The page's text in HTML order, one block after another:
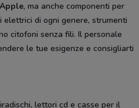
, ma anche componenti per
elettrici di ogni genere, strumenti
citofoni senza fili. Il personale
le tue esigenze e consigliarti
lettori cd e casse per il